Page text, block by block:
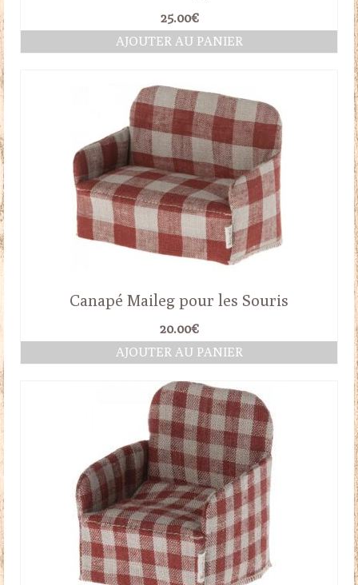
25.00€
AJOUTER AU PANIER
Canapé Maileg pour les Souris
20.00€
AJOUTER AU PANIER